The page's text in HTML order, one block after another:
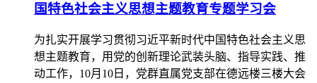
国特色社会主义思想主题教育专题学习会
为扎实开展学习贯彻习近平新时代中国特色社会主义思
想主题教育，用党的创新理论武装头脑、指导实践、推
动工作，10月10日，党群直属党支部在德远楼三楼大会